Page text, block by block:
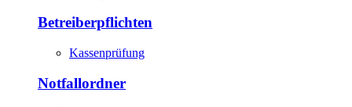
Betreiberpflichten
Kassenprüfung
Notfallordner